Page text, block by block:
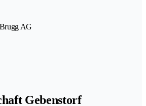
AG
Gebenstorf